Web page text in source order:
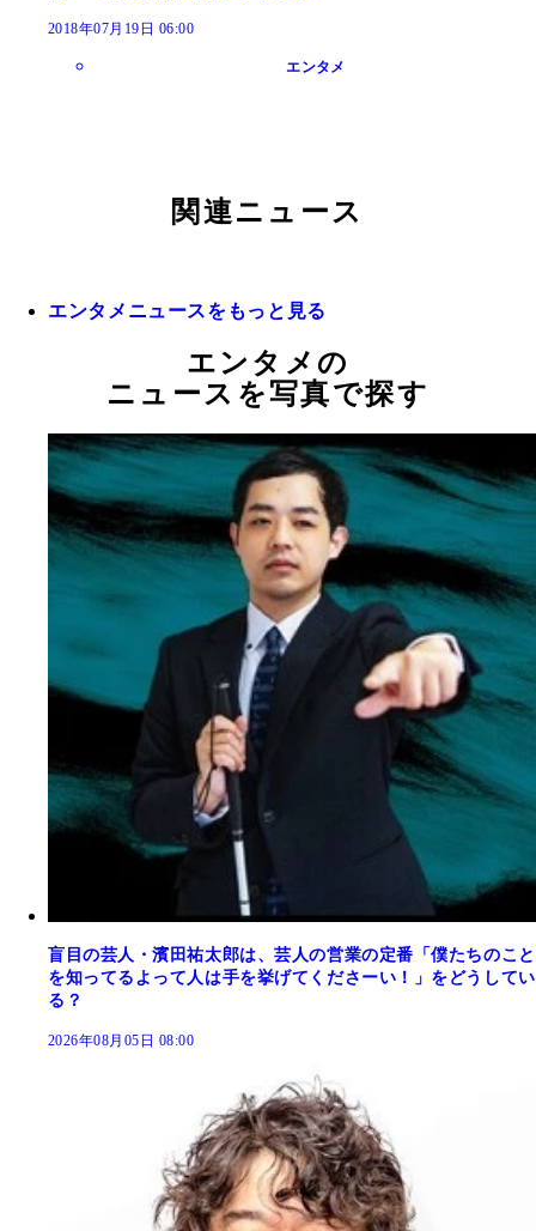
2018年07月19日 06:00
エンタメ
関連ニュース
エンタメニュースをもっと見る
エンタメの
ニュースを写真で探す
盲目の芸人・濱田祐太郎は、芸人の営業の定番「僕たちのこと
を知ってるよって人は手を挙げてくださーい！」をどうしてい
る？
2026年08月05日 08:00